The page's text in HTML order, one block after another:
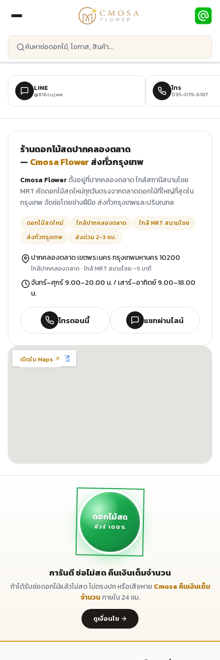
LINE
@816cujwe
โทร
095-079-6187
ร้านดอกไม้สดปากคลองตลาด
— Cmosa Flowerส่งทั่วกรุงเทพ
Cmosa Flowerตั้งอยู่ที่ปากคลองตลาด ใกล้สถานีสนามไชย
MRT คัดดอกไม้สดใหม่ทุกวันตรงจากตลาดดอกไม้ที่ใหญ่ที่สุดใน
กรุงเทพ จัดช่อโดยช่างฝีมือ ส่งทั่วกรุงเทพและปริมณฑล
ดอกไม้สดใหม่ ใกล้ปากคลองตลาด
ใกล้ MRT สนามไชย
ส่งทั่วกรุงเทพ
ส่งด่วน 2-3 ชม.
ปากคลองตลาด เขตพระนคร กรุงเทพมหานคร 10200
ใกล้ปากคลองตลาด · ใกล้ MRT สนามไชย ~5 นาที
จันทร์–ศุกร์ 9.00–20.00 น. / เสาร์–อาทิตย์ 9.00–18.00
น.
โทรตอนนี้ แชทผ่านไลน์
เปิดใน Maps ↗
ดอกไม้สด
ชัวร์ 100%
การันตี ช่อไม่สด คืนเงินเต็มจำนวน
ถ้าได้รับช่อดอกไม้แล้วไม่สด ไม่ตรงปก หรือเสียหาย Cmosa คืนเงินเต็ม
จำนวนภายใน 24 ชม.
ดูเงื่อนไข →